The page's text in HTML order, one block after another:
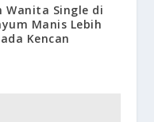
Wanita Single di
Manis Lebih
Kencan